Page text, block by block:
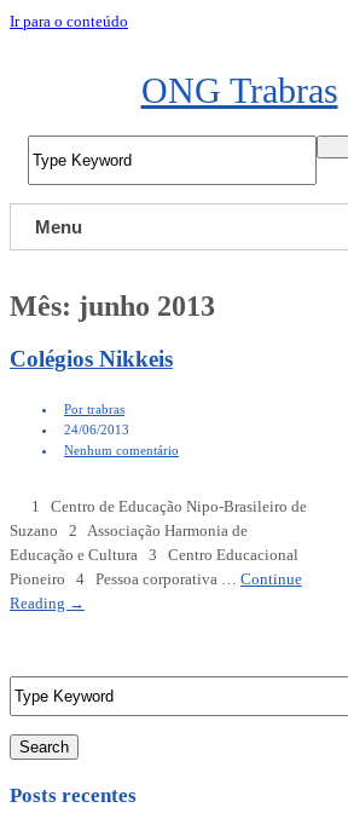
Ir para o conteúdo
ONG Trabras
Menu
Mês: junho 2013
Colégios Nikkeis
Por trabras
24/06/2013
Nenhum comentário
1 Centro de Educação Nipo-Brasileiro de
Suzano 2 Associação Harmonia de
Educação e Cultura 3 Centro Educacional
Pioneiro 4 Pessoa corporativa … Continue
Reading →
Search
Posts recentes